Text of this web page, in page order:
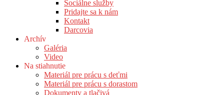
Sociálne služby
Pridajte sa k nám
Kontakt
Darcovia
Archív
Galéria
Video
Na stiahnutie
Materiál pre prácu s deťmi
Materiál pre prácu s dorastom
Dokumenty a tlačivá